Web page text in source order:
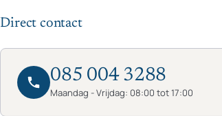
Direct contact
085 004 3288
Maandag - Vrijdag: 08:00 tot 17:00